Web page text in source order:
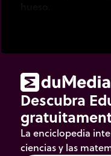
áreas de
Descubra
La enciclopedia
ciencias y las